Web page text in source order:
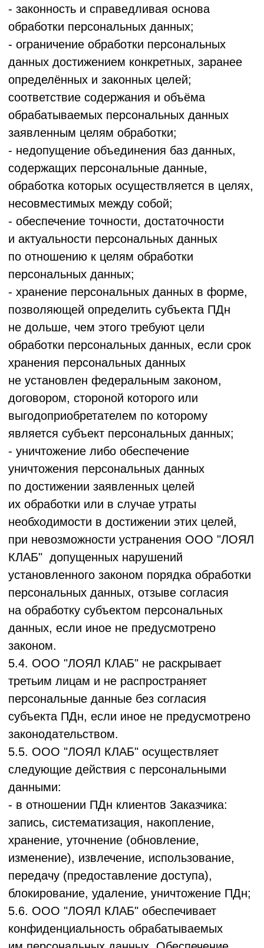
исключающие их хищение, подмену,
несанкционированное копирование
и уничтожение;
- периодическое проведение мониторинга
действий пользователей, расследование
инцидентов в случае нарушения правил
обработки и защиты персональных данных;
- использование шифрований во время
транзакций;
- использование компьютерных систем
с ограниченным доступом;
- хранение данных в зашифрованном виде,
в том числе при использовании сторонних
хранилищ;
- контроль за выполнением
(самостоятельно или с привлечением
на договорной основе иных лиц, имеющих
лицензию на осуществление деятельности
по технической защите конфиденциальной
информации) не реже 1 раза в 3 года.
5.11. Условия прекращения обработки
обработки ПДн, прекращение договорных
отношений с Заказчиком, истечение срока
действия согласия или отзыв согласия,
выявление неправомерной обработки ПДн.
5.12.Обработка платежей:При оплате
услуг Сервиса Пользователь
перенаправляется на страницу платежной
системы «ЮКаssа» (ООО НКО «ЮМани»).
Оператор не собирает, не хранит и не
обрабатывает данные банковских карт или
иные платежные реквизиты Пользователя
Сервиса; их обработка осуществляется
исключительно платежным партнером в
конфиденциальности.
6. Права субъектов Персональных
данных
Пользователь Сервиса/
Заказчикимеет право:
* Получать информацию, касающуюся
* Требовать уточнения, блокирования или
уничтожения своих персональных данных
(например, путем редактирования профиля
или запроса на удаление аккаунта);
* Отозвать согласие на обработку своих
персональных данных путем удаления
Оператору;
* Осуществлять иные права,
предусмотренные Законом о персональных
данных.
* Для реализации своих прав Пользователь
Сервиса может обратиться к Оператору по
Политики.
6.2.Клиент Заказчика:
* Поскольку Оператор обрабатывает
Данные Клиента Заказчика временно, по
поручению Заказчика, и не хранит их,
Клиенту Заказчиука для реализации своих
согласия на обработку и трансграничную
передачу и т.д.) следует
обращатьсянепосредственно к Заказчику.
* Оператор окажет
Клиенту Заказчика
необходимое содействие в выполнении
запросов Клиентов Заказчика в рамках
обязательств как обработчика.
7. Использование файлов Cookie
7.1. Сервис использует технически